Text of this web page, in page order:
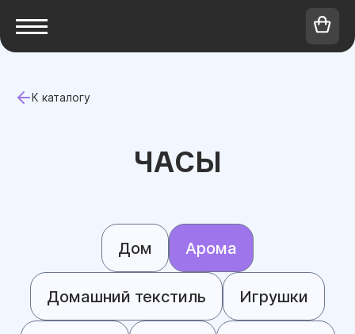
К каталогу
ЧАСЫ
Дом Арома
Домашний текстиль Игрушки